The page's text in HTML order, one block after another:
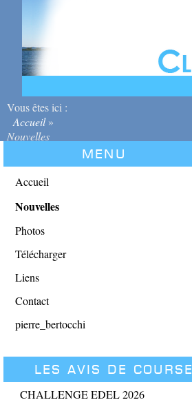
Vous êtes ici :
Accueil»
Nouvelles
Menu
Accueil
Nouvelles
Photos
Télécharger
Liens
Contact
pierre_bertocchi
Les avis de course
CHALLENGE EDEL 2026